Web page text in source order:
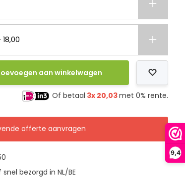
9,4
aan winkelwagen
Of betaal 3x 20,03met 0% rente.
offerte aanvragen
snel bezorgd in NL/BE